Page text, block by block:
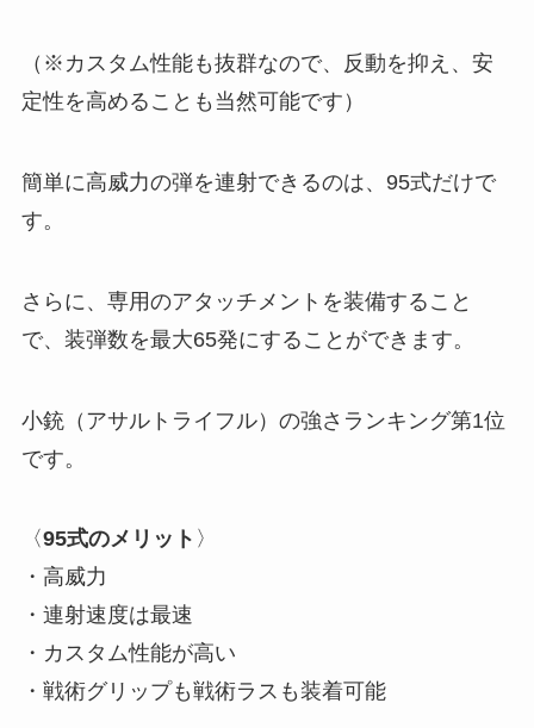
（※カスタム性能も抜群なので、反動を抑え、安
定性を高めることも当然可能です）
簡単に高威力の弾を連射できるのは、95式だけで
す。
さらに、専用のアタッチメントを装備すること
で、装弾数を最大65発にすることができます。
小銃（アサルトライフル）の強さランキング第1位
です。
〈95式のメリット 〉
・高威力
・連射速度は最速
・カスタム性能が高い
・戦術グリップも戦術ラスも装着可能